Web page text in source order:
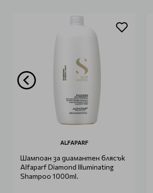
ALFAPARF
Шампоан за диамантен блясък
Alfaparf Diamond Illuminating
Shampoo 1000ml.